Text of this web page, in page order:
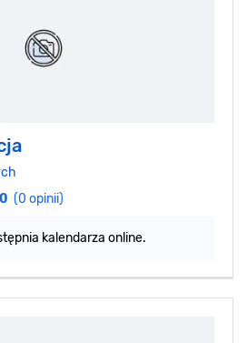
0 (0 opinii)
kalendarza online.